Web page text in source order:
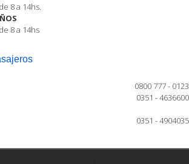
8 a 14hs.
8 a 14hs
0800 777 - 0123
0351 - 4636600
0351 - 4904035